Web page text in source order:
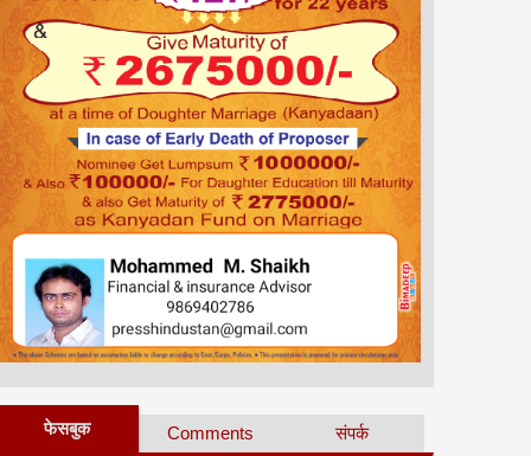
फेसबुक Comments संपर्क